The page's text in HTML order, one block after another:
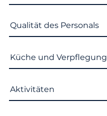
Qualität des Personals
Küche und Verpflegung
Aktivitäten